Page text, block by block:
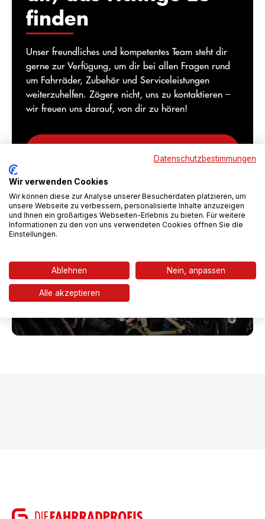
finden
Unser freundliches und kompetentes Team steht dir
gerne zur Verfügung, um dir bei allen Fragen rund
um Fahrräder, Zubehör und Serviceleistungen
weiterzuhelfen. Zögere nicht, uns zu kontaktieren –
wir freuen uns darauf, von dir zu hören!
Jetzt Kontakt aufnehmen
Datenschutzbestimmungen
Wir verwenden Cookies
Wir können diese zur Analyse unserer Besucherdaten platzieren, um
unsere Webseite zu verbessern, personalisierte Inhalte anzuzeigen
und Ihnen ein großartiges Webseiten-Erlebnis zu bieten. Für weitere
Informationen zu den von uns verwendeten Cookies öffnen Sie die
Einstellungen.
Ablehnen Nein, anpassen
Alle akzeptieren